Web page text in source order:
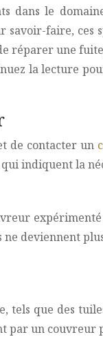
le
faire,
réparer une
la lecture
de contacter un
indiquent la
deviennent
que des
par un couvreur